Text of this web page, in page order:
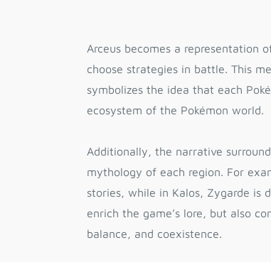
Arceus becomes a representation
choose strategies in battle. This
symbolizes the idea that each
ecosystem of the Pokémon world.
Additionally, the narrative
mythology of each region. For
stories, while in Kalos, Zygarde is
enrich the game’s lore, but also
balance, and coexistence.